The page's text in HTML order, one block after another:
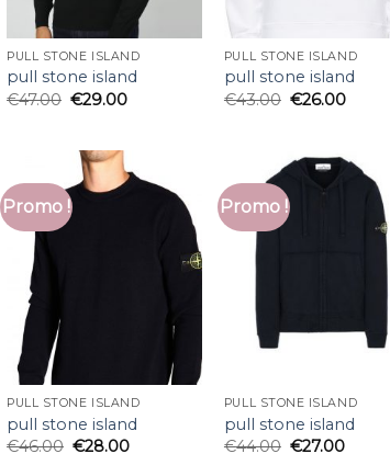
PULL STONE ISLAND
pull stone island
€47.00 €29.00
PULL STONE ISLAND
pull stone island
€43.00 €26.00
Promo !
PULL STONE ISLAND
pull stone island
€46.00 €28.00
Promo !
PULL STONE ISLAND
pull stone island
€44.00 €27.00